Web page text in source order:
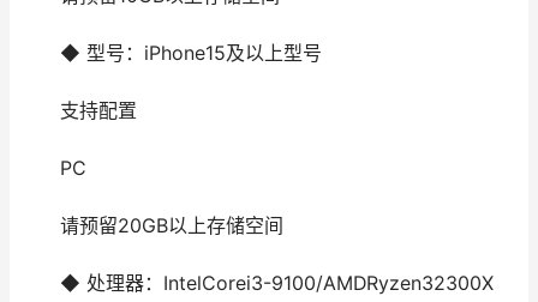
◆ 型号：iPhone15及以上型号
支持配置
PC
请预留20GB以上存储空间
◆ 处理器：IntelCorei3-9100/AMDRyzen32300X